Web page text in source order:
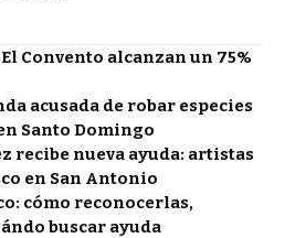
Convento alcanzan un 75%
acusada de robar especies
Santo Domingo
recibe nueva ayuda: artistas
en San Antonio
cómo reconocerlas,
buscar ayuda